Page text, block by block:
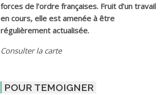
forces de l’ordre françaises. Fruit d’un travail
en cours, elle est amenée à être
régulièrement actualisée.
Consulter la carte
POUR TEMOIGNER